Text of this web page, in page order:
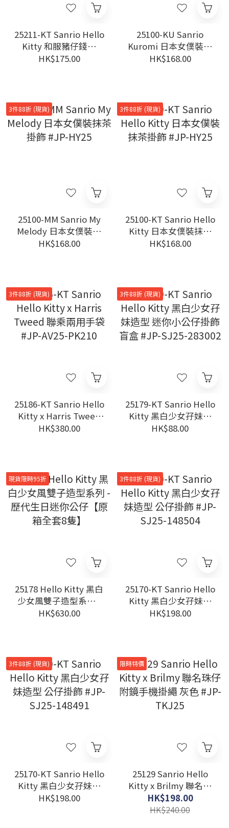
25211-KT Sanrio Hello
Kitty 和服豬仔錢罌
#TW-WC25
HK$175.00
25100-KU Sanrio
Kuromi 日本女僕裝抹
茶掛飾 #JP-HY25
HK$168.00
3件88折 (現貨)
25100-MM Sanrio My
Melody 日本女僕裝抹
茶掛飾 #JP-HY25
HK$168.00
3件88折 (現貨)
25100-KT Sanrio Hello
Kitty 日本女僕裝抹茶
掛飾 #JP-HY25
HK$168.00
3件88折 (現貨)
25186-KT Sanrio Hello
Kitty x Harris Tweed
聯乘兩用手袋 #JP-
HK$380.00
3件88折 (現貨)
25179-KT Sanrio Hello
Kitty 黑白少女孖妹造
型 迷你小公仔掛飾 盲
HK$88.00
現貨限時95折
25178 Hello Kitty 黑白
少女風雙子造型系列 -
歷代生日迷你公仔【原
HK$630.00
3件88折 (現貨)
25170-KT Sanrio Hello
Kitty 黑白少女孖妹造
型 公仔掛飾 #JP-SJ25-
HK$198.00
3件88折 (現貨)
25170-KT Sanrio Hello
Kitty 黑白少女孖妹造
型 公仔掛飾 #JP-SJ25-
HK$198.00
限時特價
25129 Sanrio Hello
Kitty x Brilmy 聯名珠
仔附鏡手機掛繩 灰色
#JP-TKJ25
HK$198.00
HK$240.00